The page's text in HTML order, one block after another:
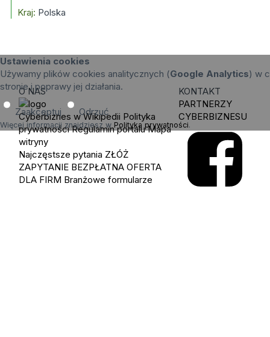
Kraj: Polska
Ustawienia cookies
Używamy plików cookies analitycznych (Google Analytics) w
stronie i poprawy jej działania.
Zaakceptuj Odrzuć
Więcej informacji znajdziesz w Polityka prywatności.
O NAS
Cyberbiznes w Wikipedii Polityka
prywatności Regulamin portalu Mapa
witryny
Najczęstsze pytania ZŁÓŻ
ZAPYTANIE BEZPŁATNA OFERTA
DLA FIRM Branżowe formularze
KONTAKT
PARTNERZY
CYBERBIZNESU